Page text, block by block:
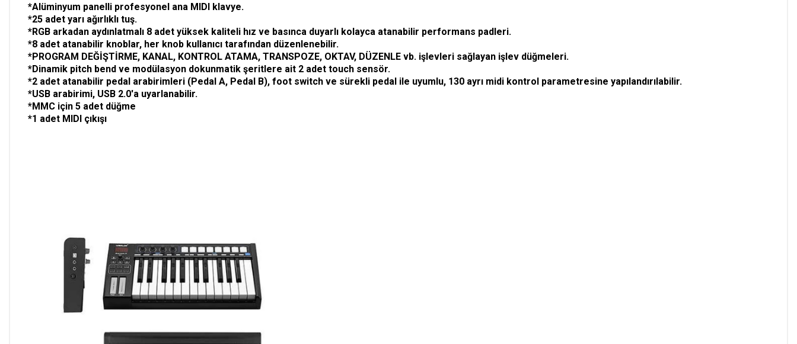
*Alüminyum panelli profesyonel ana MIDI klavye.
*25 adet yarı ağırlıklı tuş.
*RGB arkadan aydınlatmalı 8 adet yüksek kaliteli hız ve basınca duyarlı kolayca atanabilir performans padleri.
*8 adet atanabilir knoblar, her knob kullanıcı tarafından düzenlenebilir.
*PROGRAM DEĞİŞTİRME, KANAL, KONTROL ATAMA, TRANSPOZE, OKTAV, DÜZENLE vb. işlevleri sağlayan işlev düğmeleri.
*Dinamik pitch bend ve modülasyon dokunmatik şeritlere ait 2 adet touch sensör.
*2 adet atanabilir pedal arabirimleri (Pedal A, Pedal B), foot switch ve sürekli pedal ile uyumlu, 130 ayrı midi kontrol parametresine yapılandırılabilir.
*USB arabirimi, USB 2.0'a uyarlanabilir.
*MMC için 5 adet düğme
*1 adet MIDI çıkışı